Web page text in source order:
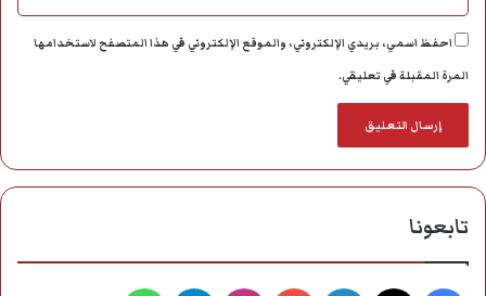
احفظ اسمي، بريدي الإلكتروني، والموقع الإلكتروني في هذا المتصفح لاستخدامها
المرة المقبلة في تعليقي.
تابعونا